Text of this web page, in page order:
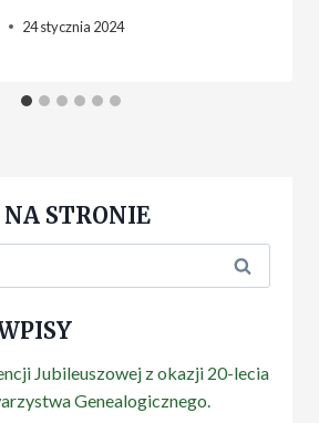
24 stycznia 2024
STRONIE
Jubileuszowej z okazji 20-lecia
Genealogicznego.